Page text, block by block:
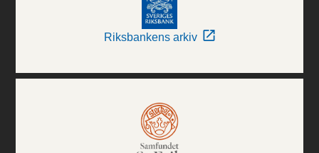
Riksbankens arkiv